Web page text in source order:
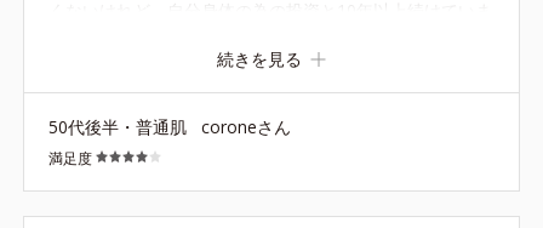
くないけれど、自分身体の為の投資と10年以上続けていま
ほぼ無く過ごせてるのは、この商品がひと役買ってると思
星4つで。
続きを見る
50代後半・普通肌 coroneさん
満足度